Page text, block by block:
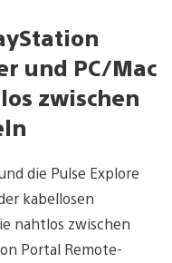
und PC/Mac
zwischen
die Pulse Explore
kabellosen
nahtlos zwischen
Portal Remote-